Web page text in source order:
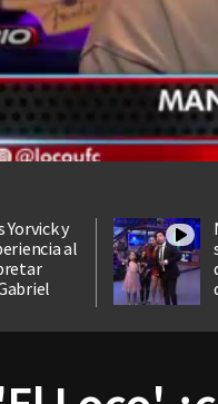
Yorvick y
al